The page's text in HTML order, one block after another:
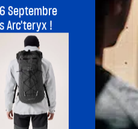
Septembre
Arc'teryx !